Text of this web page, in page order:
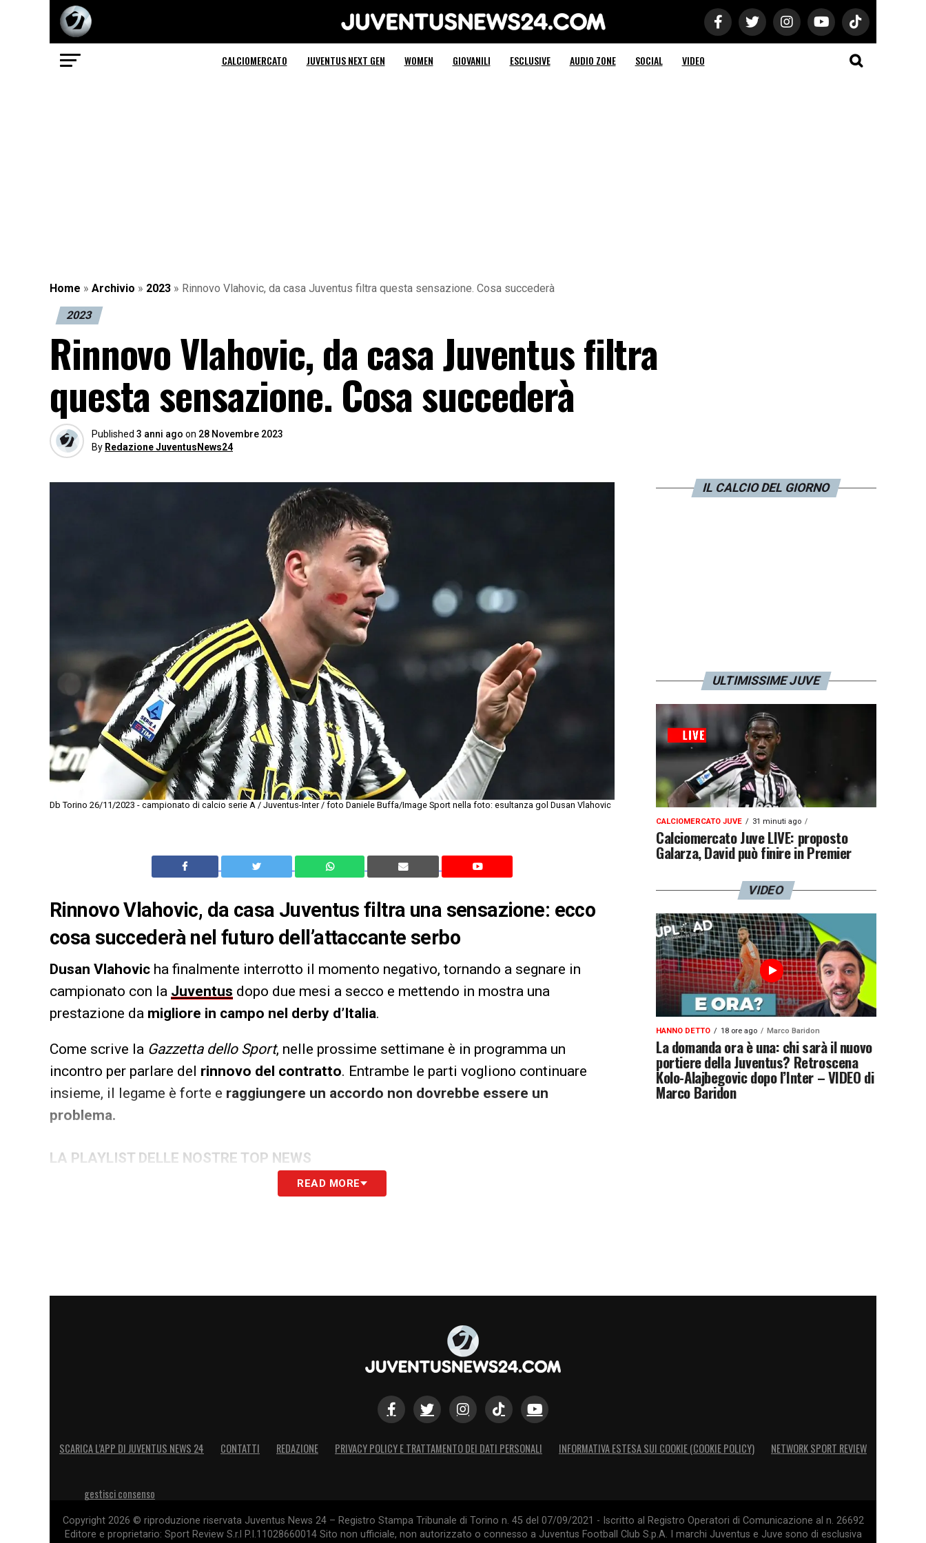
Juventus News 24
CALCIOMERCATO JUVENTUS NEXT GEN WOMEN GIOVANILI ESCLUSIVE AUDIO ZONE SOCIAL VIDEO
Home » Archivio » 2023 » Rinnovo Vlahovic, da casa Juventus filtra questa sensazione. Cosa succederà
2023
Rinnovo Vlahovic, da casa Juventus filtra
questa sensazione. Cosa succederà
Published 3 anni ago on 28 Novembre 2023
By Redazione JuventusNews24
Db Torino 26/11/2023 - campionato di calcio serie A / Juventus-Inter / foto Daniele Buffa/Image Sport nella foto: esultanza gol Dusan Vlahovic
Rinnovo Vlahovic, da casa Juventus filtra una sensazione: ecco
cosa succederà nel futuro dell’attaccante serbo
Dusan Vlahovic ha finalmente interrotto il momento negativo, tornando a segnare in
campionato con la Juventus dopo due mesi a secco e mettendo in mostra una
prestazione da migliore in campo nel derby d’Italia.
Come scrive la Gazzetta dello Sport, nelle prossime settimane è in programma un
incontro per parlare del rinnovo del contratto. Entrambe le parti vogliono continuare
insieme, il legame è forte e raggiungere un accordo non dovrebbe essere un
problema.
LA PLAYLIST DELLE NOSTRE TOP NEWS
READ MORE
IL CALCIO DEL GIORNO
ULTIMISSIME JUVE
CALCIOMERCATO JUVE 31 minuti ago
Calciomercato Juve LIVE: proposto
Galarza, David può finire in Premier
VIDEO
HANNO DETTO 18 ore ago Marco Baridon
La domanda ora è una: chi sarà il nuovo
portiere della Juventus? Retroscena
Kolo-Alajbegovic dopo l’Inter – VIDEO di
Marco Baridon
SCARICA L’APP DI JUVENTUS NEWS 24 CONTATTI REDAZIONE PRIVACY POLICY E TRATTAMENTO DEI DATI PERSONALI INFORMATIVA ESTESA SUI COOKIE (COOKIE POLICY) NETWORK SPORT REVIEW
gestisci consenso
Copyright 2026 © riproduzione riservata Juventus News 24 – Registro Stampa Tribunale di Torino n. 45 del 07/09/2021 - Iscritto al Registro Operatori di Comunicazione al n. 26692
Editore e proprietario: Sport Review S.r.l P.I.11028660014 Sito non ufficiale, non autorizzato o connesso a Juventus Football Club S.p.A. I marchi Juventus e Juve sono di esclusiva